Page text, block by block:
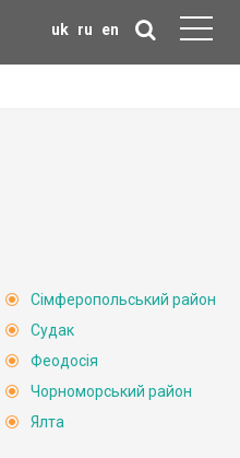
uk ru en
Сімферопольський район
Судак
Феодосія
Чорноморський район
Ялта